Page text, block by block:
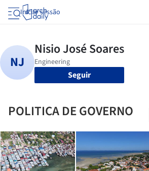
Iniciar sessão
Seguir
POLITICA DE GOVERNO